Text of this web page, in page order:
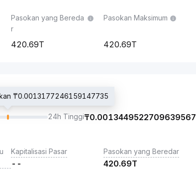
Pasokan yang Bereda
r
420.69T
Pasokan Maksimum
420.69T
₸0.0013177246159147735
24h Tinggi₸0.0013449522709639567
Kapitalisasi Pasar
--
Pasokan yang Beredar
420.69T